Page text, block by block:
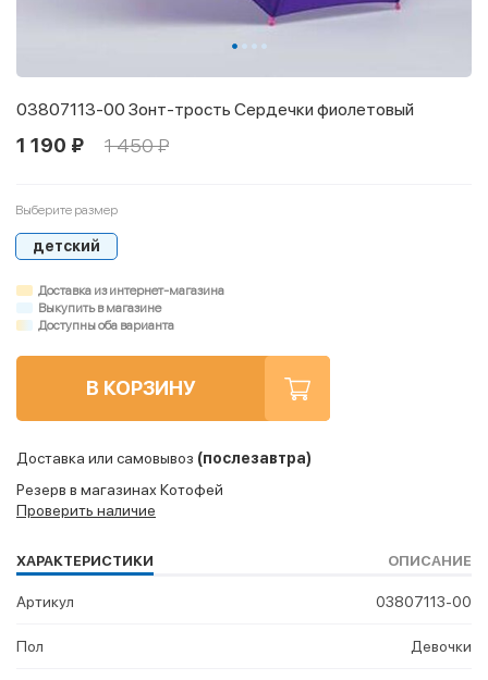
03807113-00 Зонт-трость Сердечки фиолетовый
1 190 ₽ 1 450 ₽
Выберите размер
детский
Доставка из интернет-магазина
Выкупить в магазине
Доступны оба варианта
В КОРЗИНУ
Доставка или самовывоз (послезавтра)
Резерв в магазинах Котофей
Проверить наличие
ХАРАКТЕРИСТИКИ ОПИСАНИЕ
Артикул 03807113-00
Пол Девочки